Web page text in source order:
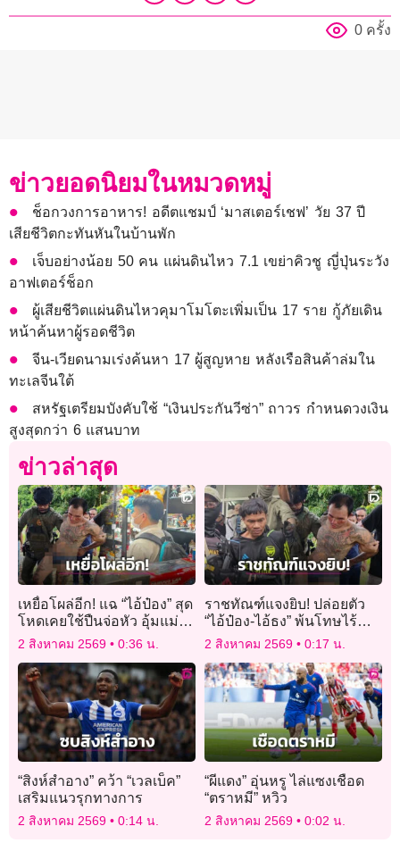
0 ครั้ง
ข่าวยอดนิยมในหมวดหมู่
ช็อกวงการอาหาร! อดีตแชมป์ ‘มาสเตอร์เชฟ’ วัย 37 ปี
เสียชีวิตกะทันหันในบ้านพัก
เจ็บอย่างน้อย 50 คน แผ่นดินไหว 7.1 เขย่าคิวชู ญี่ปุ่นระวัง
อาฟเตอร์ช็อก
ผู้เสียชีวิตแผ่นดินไหวคุมาโมโตะเพิ่มเป็น 17 ราย กู้ภัยเดิน
หน้าค้นหาผู้รอดชีวิต
จีน-เวียดนามเร่งค้นหา 17 ผู้สูญหาย หลังเรือสินค้าล่มใน
ทะเลจีนใต้
สหรัฐเตรียมบังคับใช้ “เงินประกันวีซ่า” ถาวร กำหนดวงเงิน
สูงสุดกว่า 6 แสนบาท
ข่าวล่าสุด
เหยื่อโผล่อีก! แฉ “ไอ้ป๋อง” สุด
โหดเคยใช้ปืนจ่อหัว อุ้มแม่
หวังพาไปฝังดินเขาชีจรรย์
2 สิงหาคม 2569 0:36 น.
ราชทัณฑ์แจงยิบ! ปล่อยตัว
“ไอ้ป๋อง-ไอ้ธง” พ้นโทษไร้
สิทธิพิเศษ ใช้กฎหมาย JSOC
2 สิงหาคม 2569 0:17 น.
“สิงห์สำอาง” คว้า “เวลเบ็ค”
เสริมแนวรุกทางการ
2 สิงหาคม 2569 0:14 น.
“ผีแดง” อุ่นหรู ไล่แซงเชือด
“ตราหมี” หวิว
2 สิงหาคม 2569 0:02 น.